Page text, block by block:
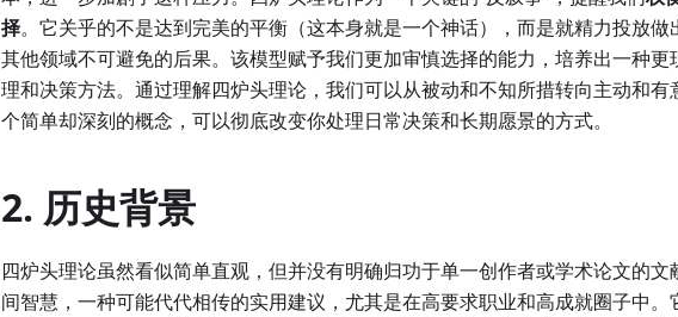
择。它关乎的不是达到完美的平衡（这本身就是一个神话），而是就精力投放
其他领域不可避免的后果。该模型赋予我们更加审慎选择的能力，培养出一种
理和决策方法。通过理解四炉头理论，我们可以从被动和不知所措转向主动和
个简单却深刻的概念，可以彻底改变你处理日常决策和长期愿景的方式。
2. 历史背景
四炉头理论虽然看似简单直观，但并没有明确归功于单一创作者或学术论文的
间智慧，一种可能代代相传的实用建议，尤其是在高要求职业和高成就圈子中。